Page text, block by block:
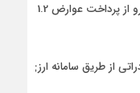
معافیت 199 کالای اساسی کشاورزی و دارو از پرداخت عوارض 1.2
از طریق سامانه ارزی